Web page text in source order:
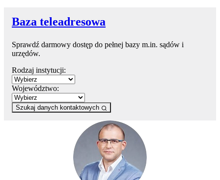
Baza teleadresowa
Sprawdź darmowy dostęp do pełnej bazy m.in. sądów i
urzędów.
Rodzaj instytucji:
Województwo:
Szukaj danych kontaktowych